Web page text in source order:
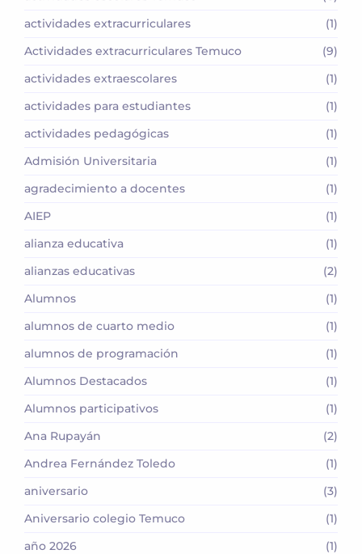
actividades extracurriculares
(1)
Actividades extracurriculares Temuco
(9)
actividades extraescolares
(1)
actividades para estudiantes
(1)
actividades pedagógicas
(1)
Admisión Universitaria
(1)
agradecimiento a docentes
(1)
AIEP
(1)
alianza educativa
(1)
alianzas educativas
(2)
Alumnos
(1)
alumnos de cuarto medio
(1)
alumnos de programación
(1)
Alumnos Destacados
(1)
Alumnos participativos
(1)
Ana Rupayán
(2)
Andrea Fernández Toledo
(1)
aniversario
(3)
Aniversario colegio Temuco
(1)
año 2026
(1)